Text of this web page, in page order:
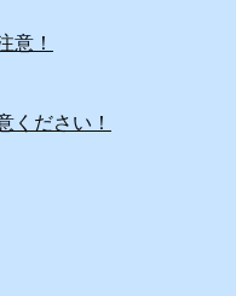
意！
ください！